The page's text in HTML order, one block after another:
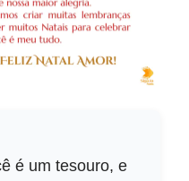
é um tesouro, e